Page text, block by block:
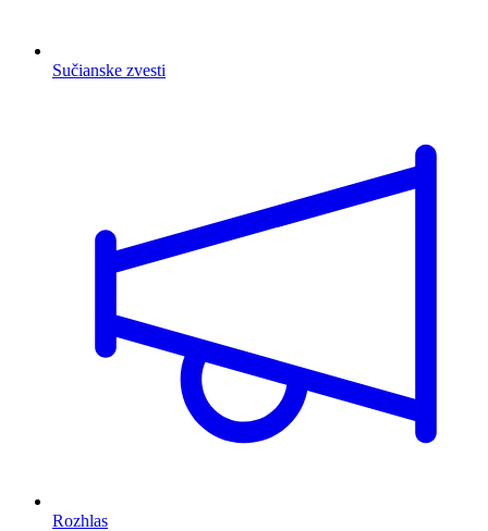
Sučianske zvesti
Rozhlas